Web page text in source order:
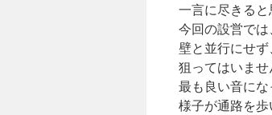
一言に尽きると
今回の設営で
壁と並行にせず
狙ってはいま
最も良い音に
様子が通路を